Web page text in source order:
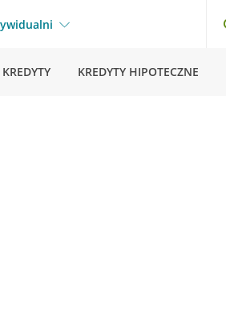
KREDYTY KREDYTY HIPOTECZNE